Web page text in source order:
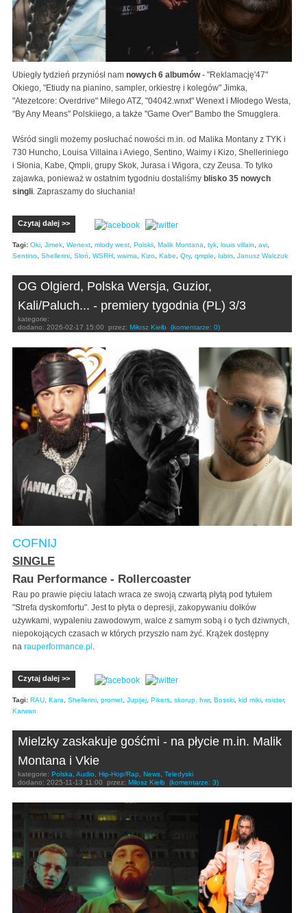
Ubiegły tydzień przyniósł nam nowych 6 albumów- "Reklamację'47"
Okiego, "Etiudy na pianino, sampler, orkiestrę i kolegów" Jimka,
"Atezetcore: Overdrive" Miłego ATZ, "04042.wnxt" Wenext i Młodego Westa,
"By Any Means" Polskiiego, a także "Game Over" Bambo the Smugglera.
Wśród singli możemy posłuchać nowości m.in. od Malika Montany z TYK i
730 Huncho, Louisa Villaina i Aviego, Sentino, Waimy i Kizo, Shelleriniego
i Słonia, Kabe, Qmpli, grupy Skok, Jurasa i Wigora, czy Zeusa. To tylko
zajawka, ponieważ w ostatnim tygodniu dostaliśmy blisko 35 nowych
singli. Zapraszamy do słuchania!
Czytaj dalej >>
Tagi: Oki, Jimek, Wenext, mlody west, Polskii, Malik Montana, tyk, louis villain, avi,
Sentino, Shellerini, Sloń, WSRH, waima, Kizo, Kabe, Qry, qmple, lubin, Janusz Walczuk
OG Olgierd, Polska Wersja, Guzior,
Kali/Paluch... - premiery tygodnia (PL) 3/3
kategorie:
dodano: 2026-02-17 15:00 przez: Miłosz Kiełb (komentarze: 0)
COFNIJ
SINGLE
Rau Performance - Rollercoaster
Rau po prawie pięciu latach wraca ze swoją czwartą płytą pod tytułem
"Strefa dyskomfortu". Jest to płyta o depresji, zakopywaniu dołków
używkami, wypaleniu zawodowym, walce z samym sobą i o tych dziwnych,
niepokojących czasach w których przyszło nam żyć. Krążek dostępny
na rauperformance.pl .
Czytaj dalej >>
Tagi: RAU Kara Shellerini promet Jupijej Pikers skorup. hwr, Bosski kid miki roister,
Karwan
Mielzky zaskakuje gośćmi - na płycie m.in. Malik
Montana i Vkie
kategorie: Polska Audio Hip-Hop/Rap News Teledyski
dodano: 2025-11-13 11:00 przez: Miłosz Kiełb (komentarze: 3)